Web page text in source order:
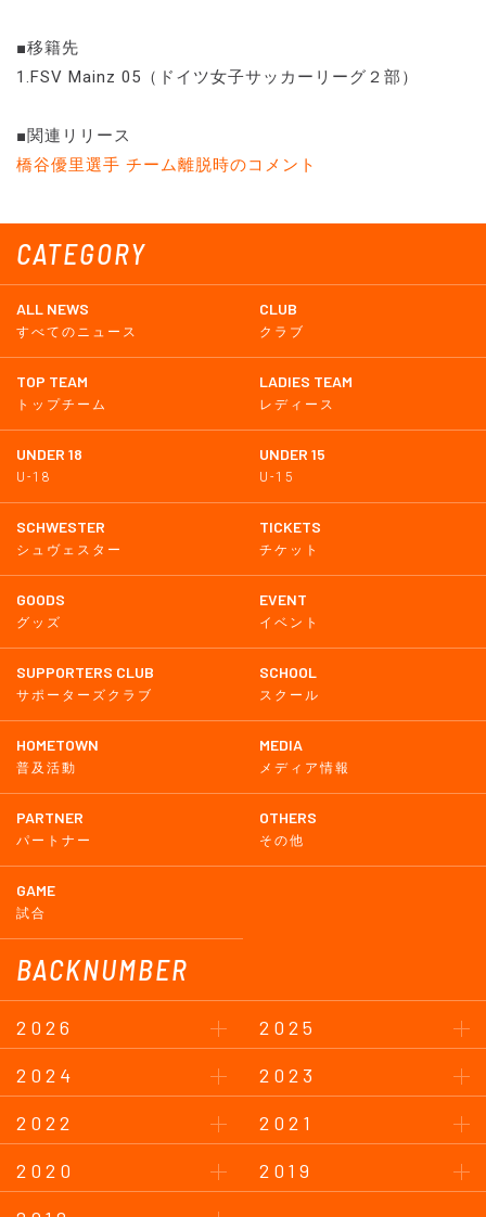
CATEGORY
ALL NEWS
すべてのニュース
CLUB
クラブ
TOP TEAM
トップチーム
LADIES TEAM
レディース
UNDER 18
U-18
UNDER 15
U-15
SCHWESTER
シュヴェスター
TICKETS
チケット
GOODS
グッズ
EVENT
イベント
SUPPORTERS CLUB
サポーターズクラブ
SCHOOL
スクール
HOMETOWN
普及活動
MEDIA
メディア情報
PARTNER
パートナー
OTHERS
その他
GAME
試合
BACKNUMBER
2026
2025
2024
2023
2022
2021
2020
2019
■移籍先
1.FSV Mainz 05（ドイツ女子サッカーリーグ２部）
■関連リリース
橋谷優里選手 チーム離脱時のコメント